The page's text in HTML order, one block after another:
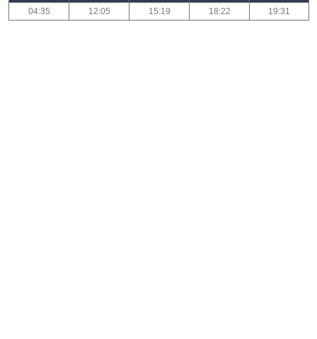
04:35
12:05 15:19 18:22 19:31